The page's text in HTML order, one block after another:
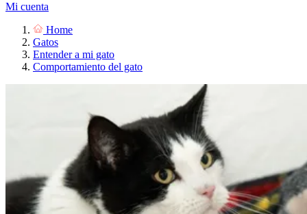
Mi cuenta
Home
Gatos
Entender a mi gato
Comportamiento del gato